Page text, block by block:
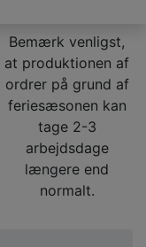
Bemærk venligst,
at produktionen af
ordrer på grund af
feriesæsonen kan
tage 2-3
arbejdsdage
længere end
normalt.